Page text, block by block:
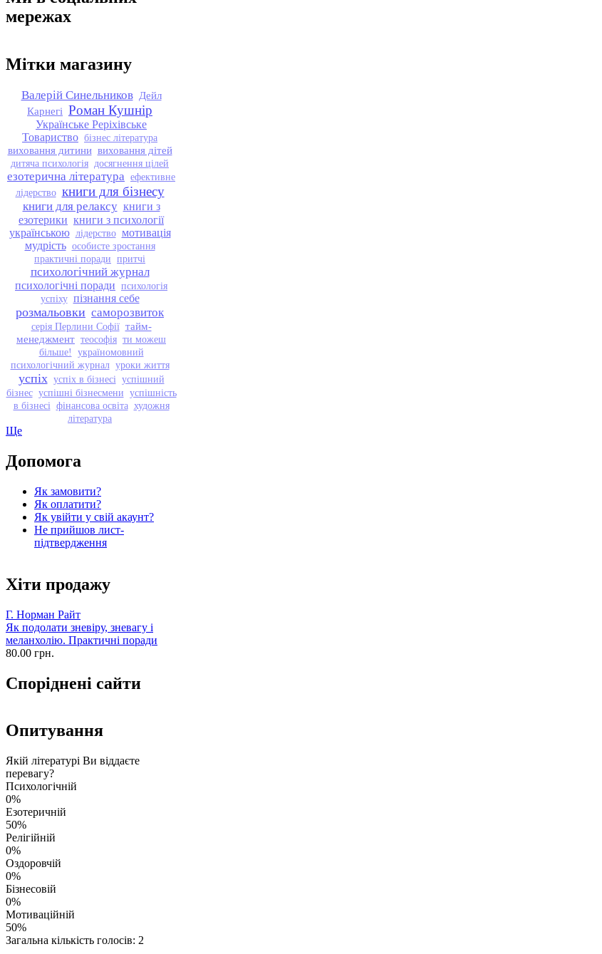
мережах
Мітки магазину
Валерій Синельников Дейл
Карнегі Роман Кушнір
Українське Реріхівське
Товариство бізнес література
виховання дитини виховання дітей
дитяча психологія досягнення цілей
езотерична література ефективне
лідерство книги для бізнесу
книги для релаксу книги з
езотерики книги з психології
українською лідерство мотивація
мудрість особисте зростання
практичні поради притчі
психологічний журнал
психологічні поради психологія
успіху пізнання себе
розмальовки саморозвиток
серія Перлини Софії тайм-
менеджмент теософія ти можеш
більше!
україномовний
психологічний журнал уроки життя
успіх успіх в бізнесі успішний
бізнес успішні бізнесмени успішність
в бізнесі фінансова освіта художня
література
Ще
Допомога
Як замовити?
Як оплатити?
Як увійти у свій акаунт?
Не прийшов лист-
підтвердження
Хіти продажу
Г. Норман Райт
Як подолати зневіру, зневагу і
меланхолію. Практичні поради
80.00 грн.
Споріднені сайти
Опитування
Якій літературі Ви віддаєте
перевагу?
Психологічній
0%
Езотеричній
50%
Релігійній
0%
Оздоровчій
0%
Бізнесовій
0%
Мотиваційній
50%
Загальна кількість голосів: 2